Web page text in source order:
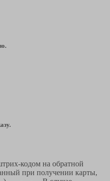
кодом на обратной
при получении карты,